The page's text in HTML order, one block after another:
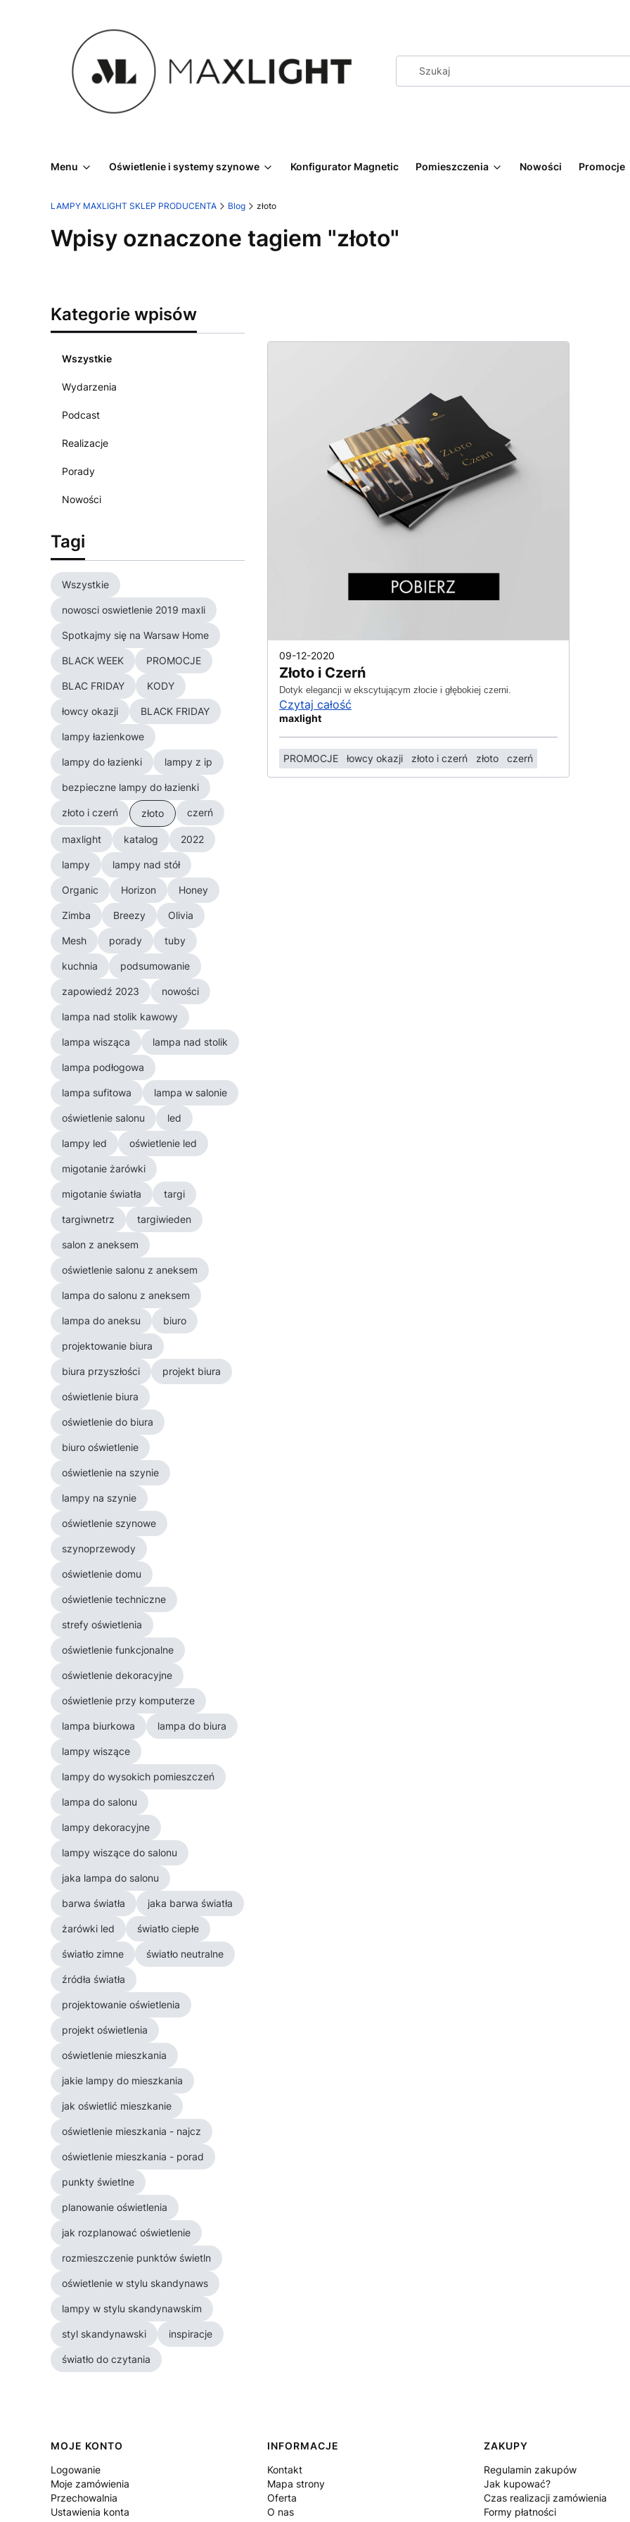
Menu Oświetlenie i systemy szynowe Konfigurator Magnetic Pomieszczenia Nowości Promocje
LAMPY MAXLIGHT SKLEP PRODUCENTA Blog złoto
Wpisy oznaczone tagiem "złoto"
Kategorie wpisów
Wszystkie
Wydarzenia
Podcast
Realizacje
Porady
Nowości
Tagi
Wszystkie
nowosci oswietlenie 2019 maxli
Spotkajmy się na Warsaw Home
BLACK WEEK PROMOCJE
BLAC FRIDAY KODY
łowcy okazji BLACK FRIDAY
lampy łazienkowe
lampy do łazienki lampy z ip
bezpieczne lampy do łazienki
złoto i czerń złoto czerń
maxlight katalog 2022
lampy lampy nad stół
Organic Horizon Honey
Zimba Breezy Olivia
Mesh porady tuby
kuchnia podsumowanie
zapowiedź 2023 nowości
lampa nad stolik kawowy
lampa wisząca lampa nad stolik
lampa podłogowa
lampa sufitowa lampa w salonie
oświetlenie salonu led
lampy led oświetlenie led
migotanie żarówki
migotanie światła targi
targiwnetrz targiwieden
salon z aneksem
oświetlenie salonu z aneksem
lampa do salonu z aneksem
lampa do aneksu biuro
projektowanie biura
biura przyszłości projekt biura
oświetlenie biura
oświetlenie do biura
biuro oświetlenie
oświetlenie na szynie
lampy na szynie
oświetlenie szynowe
szynoprzewody
oświetlenie domu
oświetlenie techniczne
strefy oświetlenia
oświetlenie funkcjonalne
oświetlenie dekoracyjne
oświetlenie przy komputerze
lampa biurkowa lampa do biura
lampy wiszące
lampy do wysokich pomieszczeń
lampa do salonu
lampy dekoracyjne
lampy wiszące do salonu
jaka lampa do salonu
barwa światła jaka barwa światła
żarówki led światło ciepłe
światło zimne światło neutralne
źródła światła
projektowanie oświetlenia
projekt oświetlenia
oświetlenie mieszkania
jakie lampy do mieszkania
jak oświetlić mieszkanie
oświetlenie mieszkania - najcz
oświetlenie mieszkania - porad
punkty świetlne
planowanie oświetlenia
jak rozplanować oświetlenie
rozmieszczenie punktów świetln
oświetlenie w stylu skandynaws
lampy w stylu skandynawskim
styl skandynawski inspiracje
światło do czytania
09-12-2020
Złoto i Czerń
Dotyk elegancji w ekscytującym złocie i głębokiej czerni.
Czytaj całość
maxlight
PROMOCJE łowcy okazji złoto i czerń złoto czerń
Linki w stopce
MOJE KONTO
Logowanie
Moje zamówienia
Przechowalnia
Ustawienia konta
INFORMACJE
Kontakt
Mapa strony
Oferta
O nas
ZAKUPY
Regulamin zakupów
Jak kupować?
Czas realizacji zamówienia
Formy płatności